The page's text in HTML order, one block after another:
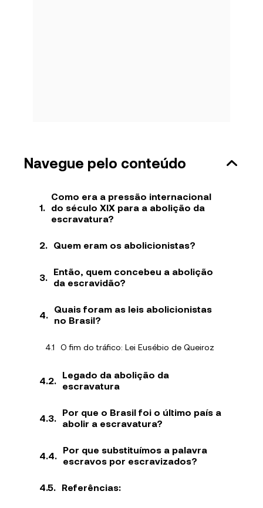
Navegue pelo conteúdo
Como era a pressão internacional
do século XIX para a abolição da
escravatura?
Quem eram os abolicionistas?
Então, quem concebeu a abolição
da escravidão?
Quais foram as leis abolicionistas
no Brasil?
O fim do tráfico: Lei Eusébio de Queiroz
Legado da abolição da
escravatura
Por que o Brasil foi o último país a
abolir a escravatura?
Por que substituímos a palavra
escravos por escravizados?
Referências: